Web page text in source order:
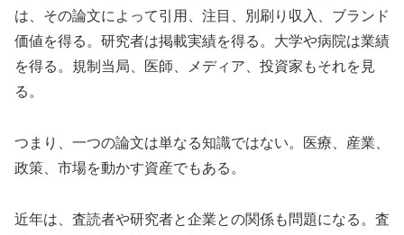
は、その論文によって引用、注目、別刷り収入、ブランド
価値を得る。研究者は掲載実績を得る。大学や病院は業績
を得る。規制当局、医師、メディア、投資家もそれを見
る。
つまり、一つの論文は単なる知識ではない。医療、産業、
政策、市場を動かす資産でもある。
近年は、査読者や研究者と企業との関係も問題になる。査